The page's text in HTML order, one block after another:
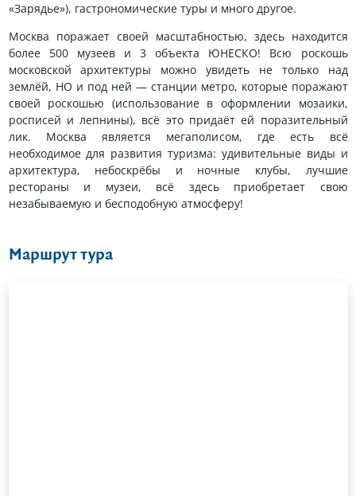
«Зарядье»), гастрономические туры и много другое.
Москва поражает своей масштабностью, здесь находится
более 500 музеев и 3 объекта ЮНЕСКО! Всю роскошь
московской архитектуры можно увидеть не только над
землёй, НО и под ней — станции метро, которые поражают
своей роскошью (использование в оформлении мозаики,
росписей и лепнины), всё это придаёт ей поразительный
лик. Москва является мегаполисом, где есть всё
необходимое для развития туризма: удивительные виды и
архитектура, небоскрёбы и ночные клубы, лучшие
рестораны и музеи, всё здесь приобретает свою
незабываемую и бесподобную атмосферу!
Маршрут тура